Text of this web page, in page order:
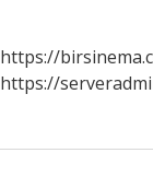
https://
https://